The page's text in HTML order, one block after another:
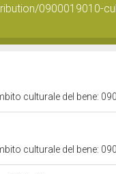
0900019010-
culturale del bene:
culturale del bene: